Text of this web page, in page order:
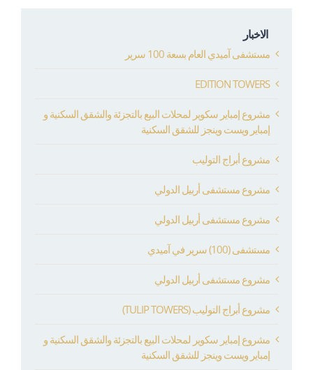
الاخبار
مستشفى آميدي العام بسعة 100 سرير
EDITION TOWERS
مشروع إمباير سكوير لمحلات البيع بالتجزئة والشقق السكنية و
إمباير ويست وينجز للشقق السكنية
مشروع أبراج التوليب
مشروع مستشفى أربيل الدولي
مشروع مستشفى أربيل الدولي
مستشفى (100) سرير في آميدي
مشروع مستشفى أربيل الدولي
مشروع أبراج التوليب (TULIP TOWERS)
مشروع إمباير سكوير لمحلات البيع بالتجزئة والشقق السكنية و
إمباير ويست وينجز للشقق السكنية